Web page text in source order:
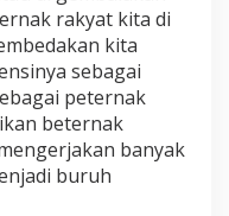
rakyat kita di
kita
sebagai
peternak
beternak
banyak
buruh